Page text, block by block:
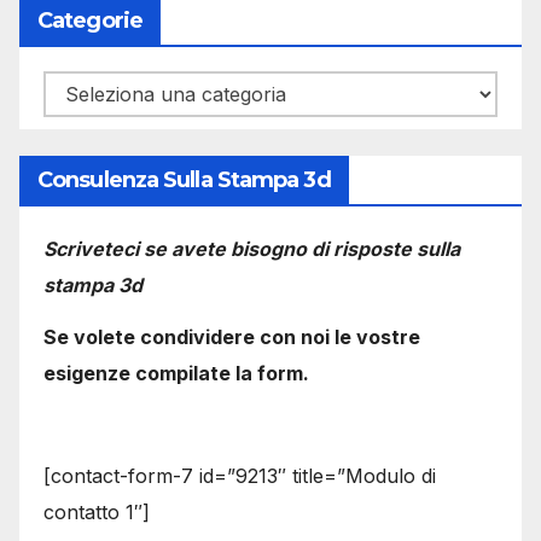
Categorie
Categorie
Consulenza Sulla Stampa 3d
Scriveteci se avete bisogno di risposte sulla
stampa 3d
Se volete condividere con noi le vostre
esigenze compilate la form.
[contact-form-7 id=”9213″ title=”Modulo di
contatto 1″]